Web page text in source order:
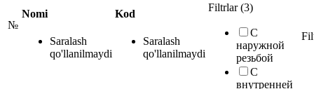
№
Nomi
Saralash
qo'llanilmaydi
Kod
Saralash
qo'llanilmaydi
Filtrlar (3)
С
наружной
резьбой
С
внутренней